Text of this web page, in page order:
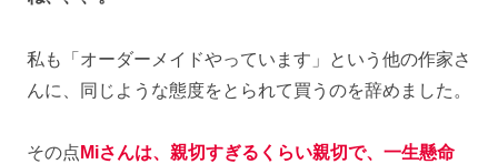
私も「オーダーメイドやっています」という他の作家さ
んに、同じような態度をとられて買うのを辞めました。
その点 Miさんは、親切すぎるくらい親切で、一生懸命